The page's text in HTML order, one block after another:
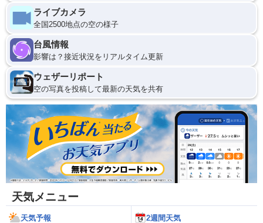
ライブカメラ
全国2500地点の空の様子
台風情報
影響は？接近状況をリアルタイム更新
ウェザーリポート
空の写真を投稿して最新の天気を共有
天気メニュー
天気予報 2週間天気